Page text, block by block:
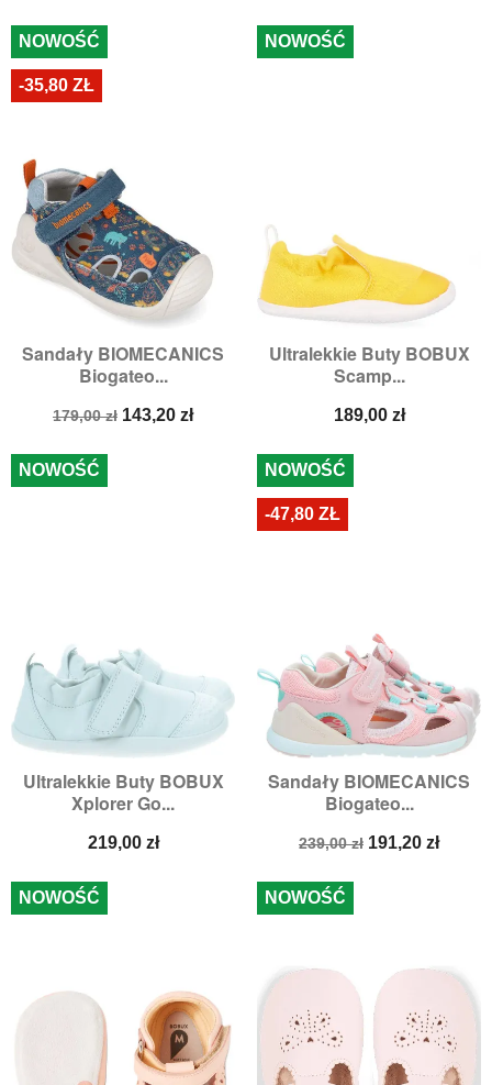
Sandały BIOMECANICS
Biogateo...
Cena
179,00 zł Cena
143,20 zł
NOWOŚĆ
-35,80 ZŁ
Ultralekkie Buty BOBUX
Scamp...
Cena
189,00 zł
NOWOŚĆ
Ultralekkie Buty BOBUX
Xplorer Go...
Cena
219,00 zł
NOWOŚĆ
Sandały BIOMECANICS
Biogateo...
Cena
239,00 zł Cena
191,20 zł
NOWOŚĆ
-47,80 ZŁ
NOWOŚĆ NOWOŚĆ